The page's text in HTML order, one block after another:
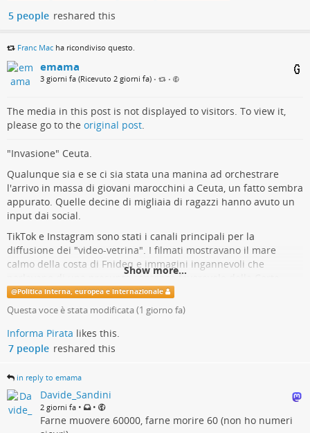
due mesi di tempo per rispondere ai rilievi di Bruxelles e
tutelare i giornalisti e, con essi, il diritto dei cittadini a
un’informazione autorevole e, soprattutto, libera, innanzitutto
da condizionamenti e minacce.
Lettere di infrazione sono state inviate anche a Bulgaria,
Lussemburgo, Ungheria, Paesi Bassi, Austria, Portogallo,
Romania e Slovacchia».
#politica#informazione
editoria.tv/lue-apre-una-lette…
L'Ue apre una lettera di infrazione all'Italia sulle
querele bavaglio - Editoria.tv
L’Ue sanziona l’Italia sulle querele bavaglio. Non aver fatto granché per
impedire di utilizzare lo strumento della denuncia finalizzata solo a
intimorire i giornalisti ci costa una procedura di infrazione. Un problema,
Luca Esposito (Editoria.tv)
5 people reshared this
Franc Mac ha ricondiviso questo.
emama
3 giorni fa (Ricevuto 2 giorni fa) • •
The media in this post is not displayed to visitors. To view it,
please go to the original post.
"Invasione" Ceuta.
Qualunque sia e se ci sia stata una manina ad orchestrare
l'arrivo in massa di giovani marocchini a Ceuta, un fatto sembra
appurato. Quelle decine di migliaia di ragazzi hanno avuto un
input dai social.
TikTok e Instagram sono stati i canali principali per la
diffusione dei "video-vetrina". I filmati mostravano il mare
calmo della costa di Fnideq e immagini ingannevoli che
parlavano di una presunta sentenza favorevole della Corte
Suprema spagnola.
WhatsApp e Facebook sono stati utilizzati per il coordinamento
logistico rapido e per rilanciare le fake news sulla sospensione
dei controlli della polizia di frontiera.
Abbiamo visto così l'incredibile potere di manipolare le masse
con fake più o meno costruite ad arte e sollevare una crisi
diplomatica tra Stati alleati.
Una manipolazione che questa volta è stata palese ed in grado
Show more...
@Politica interna, europea e internazionale
Questa voce è stata modificata (1 giorno fa)
Informa Pirata likes this.
7 people reshared this
in reply to emama
Davide_Sandini
2 giorni fa • •
Farne muovere 60000, farne morire 60 (non ho numeri